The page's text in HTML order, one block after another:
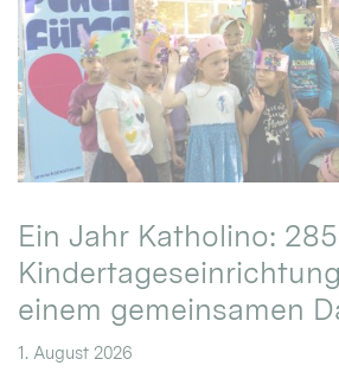
Ein Jahr Katholino: 285
einem gemeinsamen
1. August 2026